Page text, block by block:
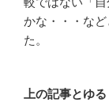
かな・・・な
た。
上の記事とゆ